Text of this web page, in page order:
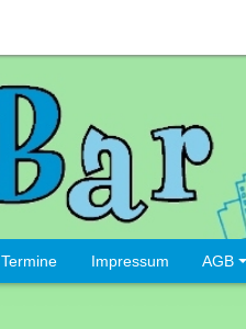
Termine Impressum AGB